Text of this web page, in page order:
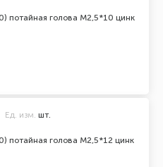
голова М2,5*10 цинк
голова М2,5*12 цинк
Ед. изм. шт.